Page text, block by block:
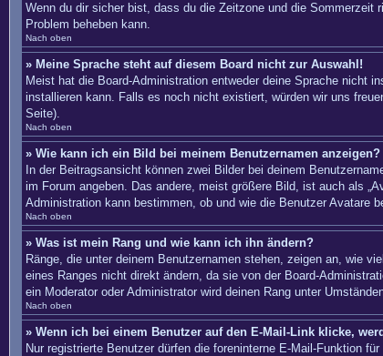
Wenn du dir sicher bist, dass du die Zeitzone und die
Problem beheben kann.
Nach oben
» Meine Sprache steht auf diesem Board nicht zur Auswahl!
Meist hat die Board-Administration entweder deine Sprache nicht
installieren kann. Falls es noch nicht existiert, würden wir uns
Seite).
Nach oben
» Wie kann ich ein Bild bei meinem Benutzernamen anzeigen?
In der Beitragsansicht können zwei Bilder bei deinem
im Forum angeben. Das andere, meist größere Bild, ist auch als
Administration kann bestimmen, ob und wie die Benutzer Avatare
Nach oben
» Was ist mein Rang und wie kann ich ihn ändern?
Ränge, die unter deinem Benutzernamen stehen, zeigen an, wie
eines Ranges nicht direkt ändern, da sie von der Board-
ein Moderator oder Administrator wird deinen Rang unter
Nach oben
» Wenn ich bei einem Benutzer auf den E-Mail-Link klicke,
Nur registrierte Benutzer dürfen die foreninterne E-Mail-Funktion